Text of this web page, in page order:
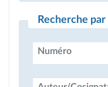
Recherche
Numéro